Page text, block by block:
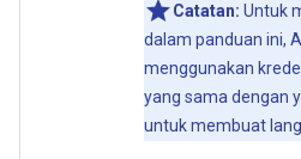
Catatan: Untuk
dalam panduan ini,
menggunakan
yang sama dengan
untuk membuat